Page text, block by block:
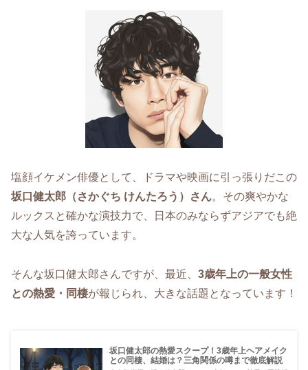
塩顔イケメン俳優として、ドラマや映画に引っ張りだこの
坂口健太郎（さかぐち けんたろう）さん。その爽やかな
ルックスと確かな演技力で、日本のみならずアジアでも絶
大な人気を誇っています。
そんな坂口健太郎さんですが、最近、 3歳年上の一般女性
との熱愛・同棲が報じられ、大きな話題となっています！
坂口健太郎の熱愛スクープ！3歳年上ヘアメイク
との同棲、結婚は？三角関係の噂まで徹底解説